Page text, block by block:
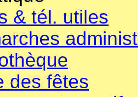
& tél. utiles
des fêtes